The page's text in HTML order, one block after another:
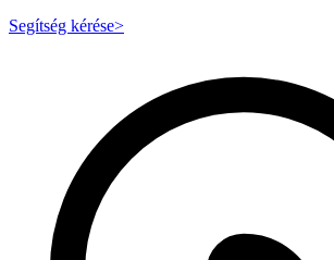
Segítség kérése>